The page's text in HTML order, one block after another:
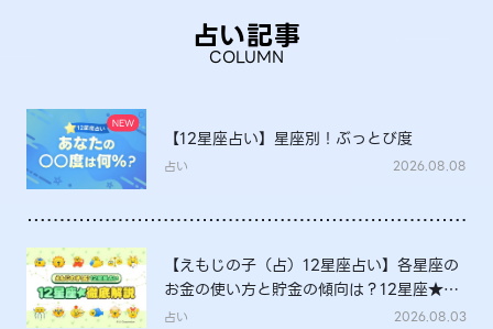
占い記事
COLUMN
【12星座占い】星座別！ぶっとび度
占い 2026.08.08
【えもじの子（占）12星座占い】各星座の
お金の使い方と貯金の傾向は？12星座★徹
底解説
占い 2026.08.03